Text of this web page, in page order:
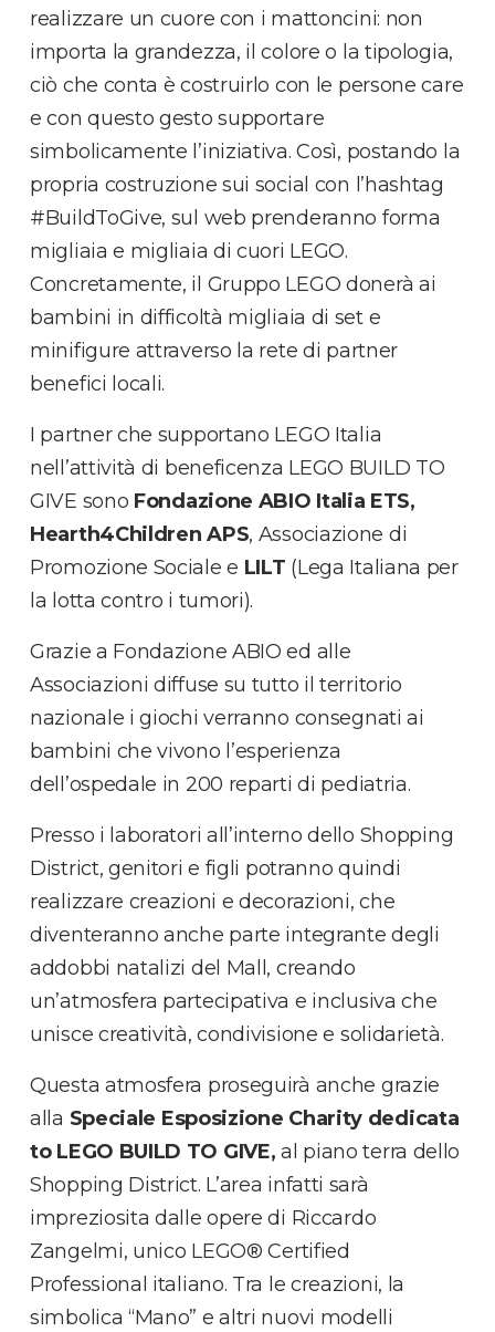
realizzare un cuore con i mattoncini: non
importa la grandezza, il colore o la tipologia,
ciò che conta è costruirlo con le persone care
e con questo gesto supportare
simbolicamente l’iniziativa. Così, postando la
propria costruzione sui social con l’hashtag
#BuildToGive, sul web prenderanno forma
migliaia e migliaia di cuori LEGO.
Concretamente, il Gruppo LEGO donerà ai
bambini in difficoltà migliaia di set e
minifigure attraverso la rete di partner
benefici locali.
I partner che supportano LEGO Italia
nell’attività di beneficenza LEGO BUILD TO
GIVE sono Fondazione ABIO Italia ETS,
Hearth4Children APS, Associazione di
Promozione Sociale e LILT (Lega Italiana per
la lotta contro i tumori).
Grazie a Fondazione ABIO ed alle
Associazioni diffuse su tutto il territorio
nazionale i giochi verranno consegnati ai
bambini che vivono l’esperienza
dell’ospedale in 200 reparti di pediatria.
Presso i laboratori all’interno dello Shopping
District, genitori e figli potranno quindi
realizzare creazioni e decorazioni, che
diventeranno anche parte integrante degli
addobbi natalizi del Mall, creando
un’atmosfera partecipativa e inclusiva che
unisce creatività, condivisione e solidarietà.
Questa atmosfera proseguirà anche grazie
alla Speciale Esposizione Charity dedicata
to LEGO BUILD TO GIVE, al piano terra dello
Shopping District. L’area infatti sarà
impreziosita dalle opere di Riccardo
Zangelmi, unico LEGO® Certified
Professional italiano. Tra le creazioni, la
simbolica “Mano” e altri nuovi modelli